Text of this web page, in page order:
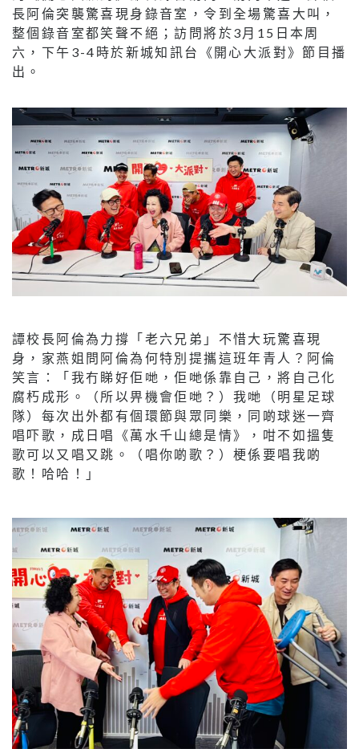
長阿倫突襲驚喜現身錄音室，令到全場驚喜大叫，
整個錄音室都笑聲不絕；訪問將於3月15日本周
六，下午3-4時於新城知訊台《開心大派對》節目播
出。
譚校長阿倫為力撐「老六兄弟」不惜大玩驚喜現
身，家燕姐問阿倫為何特別提攜這班年青人？阿倫
笑言：「我冇睇好佢哋，佢哋係靠自己，將自己化
腐朽成形。（所以畀機會佢哋？）我哋（明星足球
隊）每次出外都有個環節與眾同樂，同啲球迷一齊
唱吓歌，成日唱《萬水千山總是情》，咁不如搵隻
歌可以又唱又跳。（唱你啲歌？）梗係要唱我啲
歌！哈哈！」